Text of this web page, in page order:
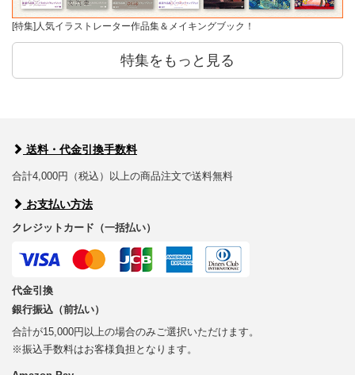
[特集]人気イラストレーター作品集＆メイキングブック！
特集をもっと見る
送料・代金引換手数料
合計4,000円（税込）以上の商品注文で送料無料
お支払い方法
クレジットカード（一括払い）
代金引換
銀行振込（前払い）
合計が15,000円以上の場合のみご選択いただけます。
※振込手数料はお客様負担となります。